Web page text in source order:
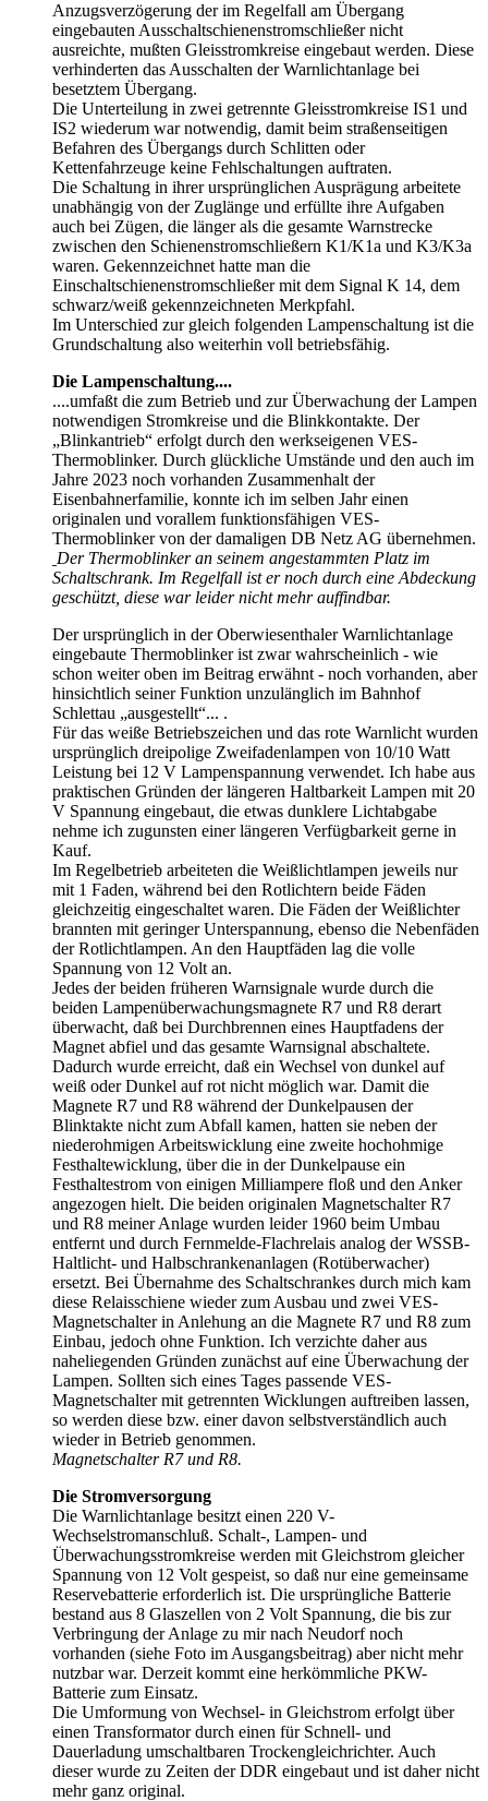
Anzugsverzögerung der im Regelfall am Übergang
eingebauten Ausschaltschienenstromschließer nicht
ausreichte, mußten Gleisstromkreise eingebaut werden. Diese
verhinderten das Ausschalten der Warnlichtanlage bei
besetztem Übergang.
Die Unterteilung in zwei getrennte Gleisstromkreise IS1 und
IS2 wiederum war notwendig, damit beim straßenseitigen
Befahren des Übergangs durch Schlitten oder
Kettenfahrzeuge keine Fehlschaltungen auftraten.
Die Schaltung in ihrer ursprünglichen Ausprägung arbeitete
unabhängig von der Zuglänge und erfüllte ihre Aufgaben
auch bei Zügen, die länger als die gesamte Warnstrecke
zwischen den Schienenstromschließern K1/K1a und K3/K3a
waren. Gekennzeichnet hatte man die
Einschaltschienenstromschließer mit dem Signal K 14, dem
schwarz/weiß gekennzeichneten Merkpfahl.
Im Unterschied zur gleich folgenden Lampenschaltung ist die
Grundschaltung also weiterhin voll betriebsfähig.
Die Lampenschaltung....
....umfaßt die zum Betrieb und zur Überwachung der Lampen
notwendigen Stromkreise und die Blinkkontakte. Der
„Blinkantrieb“ erfolgt durch den werkseigenen VES-
Thermoblinker. Durch glückliche Umstände und den auch im
Jahre 2023 noch vorhanden Zusammenhalt der
Eisenbahnerfamilie, konnte ich im selben Jahr einen
originalen und vorallem funktionsfähigen VES-
Thermoblinker von der damaligen DB Netz AG übernehmen.
Der Thermoblinker an seinem angestammten Platz im
Schaltschrank. Im Regelfall ist er noch durch eine Abdeckung
geschützt, diese war leider nicht mehr auffindbar.
Der ursprünglich in der Oberwiesenthaler Warnlichtanlage
eingebaute Thermoblinker ist zwar wahrscheinlich - wie
schon weiter oben im Beitrag erwähnt - noch vorhanden, aber
hinsichtlich seiner Funktion unzulänglich im Bahnhof
Schlettau „ausgestellt“... .
Für das weiße Betriebszeichen und das rote Warnlicht wurden
ursprünglich dreipolige Zweifadenlampen von 10/10 Watt
Leistung bei 12 V Lampenspannung verwendet. Ich habe aus
praktischen Gründen der längeren Haltbarkeit Lampen mit 20
V Spannung eingebaut, die etwas dunklere Lichtabgabe
nehme ich zugunsten einer längeren Verfügbarkeit gerne in
Kauf.
Im Regelbetrieb arbeiteten die Weißlichtlampen jeweils nur
mit 1 Faden, während bei den Rotlichtern beide Fäden
gleichzeitig eingeschaltet waren. Die Fäden der Weißlichter
brannten mit geringer Unterspannung, ebenso die Nebenfäden
der Rotlichtlampen. An den Hauptfäden lag die volle
Spannung von 12 Volt an.
Jedes der beiden früheren Warnsignale wurde durch die
beiden Lampenüberwachungsmagnete R7 und R8 derart
überwacht, daß bei Durchbrennen eines Hauptfadens der
Magnet abfiel und das gesamte Warnsignal abschaltete.
Dadurch wurde erreicht, daß ein Wechsel von dunkel auf
weiß oder Dunkel auf rot nicht möglich war. Damit die
Magnete R7 und R8 während der Dunkelpausen der
Blinktakte nicht zum Abfall kamen, hatten sie neben der
niederohmigen Arbeitswicklung eine zweite hochohmige
Festhaltewicklung, über die in der Dunkelpause ein
Festhaltestrom von einigen Milliampere floß und den Anker
angezogen hielt. Die beiden originalen Magnetschalter R7
und R8 meiner Anlage wurden leider 1960 beim Umbau
entfernt und durch Fernmelde-Flachrelais analog der WSSB-
Haltlicht- und Halbschrankenanlagen (Rotüberwacher)
ersetzt. Bei Übernahme des Schaltschrankes durch mich kam
diese Relaisschiene wieder zum Ausbau und zwei VES-
Magnetschalter in Anlehung an die Magnete R7 und R8 zum
Einbau, jedoch ohne Funktion. Ich verzichte daher aus
naheliegenden Gründen zunächst auf eine Überwachung der
Lampen. Sollten sich eines Tages passende VES-
Magnetschalter mit getrennten Wicklungen auftreiben lassen,
so werden diese bzw. einer davon selbstverständlich auch
wieder in Betrieb genommen.
Magnetschalter R7 und R8.
Die Stromversorgung
Die Warnlichtanlage besitzt einen 220 V-
Wechselstromanschluß. Schalt-, Lampen- und
Überwachungsstromkreise werden mit Gleichstrom gleicher
Spannung von 12 Volt gespeist, so daß nur eine gemeinsame
Reservebatterie erforderlich ist. Die ursprüngliche Batterie
bestand aus 8 Glaszellen von 2 Volt Spannung, die bis zur
Verbringung der Anlage zu mir nach Neudorf noch
vorhanden (siehe Foto im Ausgangsbeitrag) aber nicht mehr
nutzbar war. Derzeit kommt eine herkömmliche PKW-
Batterie zum Einsatz.
Die Umformung von Wechsel- in Gleichstrom erfolgt über
einen Transformator durch einen für Schnell- und
Dauerladung umschaltbaren Trockengleichrichter. Auch
dieser wurde zu Zeiten der DDR eingebaut und ist daher nicht
mehr ganz original.